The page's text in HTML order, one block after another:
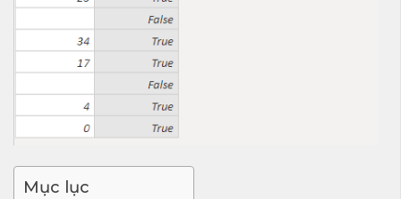
Mục lục